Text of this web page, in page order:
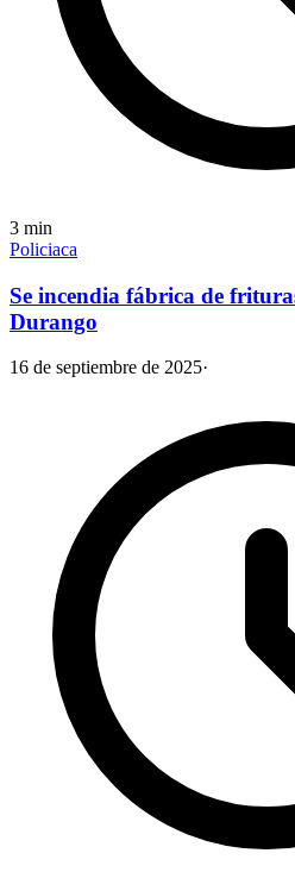
3 min
Policiaca
Se incendia fábrica de
Durango
16 de septiembre de 2025·